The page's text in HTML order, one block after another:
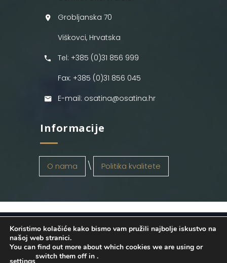
Grobljanska 70
Viškovci, Hrvatska
Tel: +385 (0)31 856 999
Fax: +385 (0)31 856 045
E-mail: osatina@osatina.hr
Informacije
O nama Politika kvalitete
OSATINA GRUPA d.o.o. 2026
. Configured
byINFOS Osijek. Sva prava pridržana.
Koristimo kolačiće kako bismo vam pružili najbolje iskustvo na
našoj web stranici.
You can find out more about which cookies we are using or
switch them off in .